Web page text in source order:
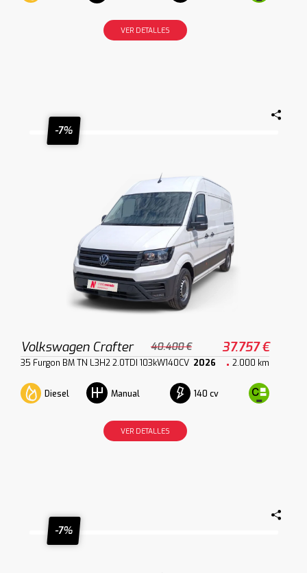
VER DETALLES
-7%
Volkswagen Crafter 40.400 € 37.757 €
35 Furgon BM TN L3H2 2.0TDI 103kW140CV 2026 2.000 km
Diesel Manual 140 cv
VER DETALLES
-7%